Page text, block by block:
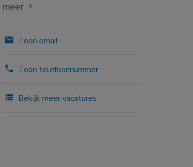
meer
Toon email
Toon telefoonnummer
Bekijk meer vacatures